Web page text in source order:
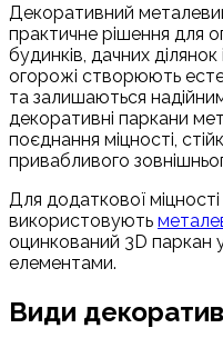
Декоративний
практичне рішення для
будинків, дачних
огорожі створюють
та залишаються
декоративні паркани
поєднання міцності,
привабливого
Для додаткової
використовують
оцинкований 3D паркан
елементами.
Види